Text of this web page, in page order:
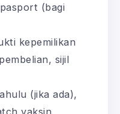
(bagi
kepemilikan
sijil
(jika ada),
vaksin.